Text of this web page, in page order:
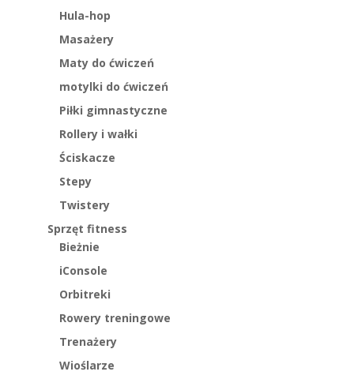
Hula-hop
Masażery
Maty do ćwiczeń
motylki do ćwiczeń
Piłki gimnastyczne
Rollery i wałki
Ściskacze
Stepy
Twistery
Sprzęt fitness
Bieżnie
iConsole
Orbitreki
Rowery treningowe
Trenażery
Wioślarze